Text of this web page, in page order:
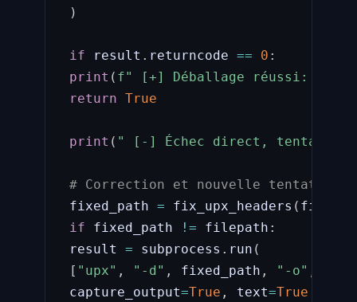
)
if result . returncode == 0 :
print ( f" [+] Déballage réussi:
return True
print ( " [-] Échec direct, tentative
# Correction et nouvelle tentative
fixed_path = fix_upx_headers (
if fixed_path != filepath :
result = subprocess . run (
[ "upx" , "-d" , fixed_path , "-o"
capture_output=True , text=True